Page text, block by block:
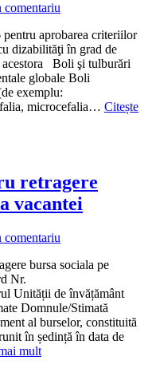
aprobarea criteriilor
dizabilităţi în grad de
acestora Boli şi tulburări
globale Boli
exemplu:
microcefalia… Citește
retragere
vacantei
bursa sociala pe
Nr.
Unității de învățământ
Domnule/Stimată
al burselor, constituită
în ședință în data de
mult„Propunere